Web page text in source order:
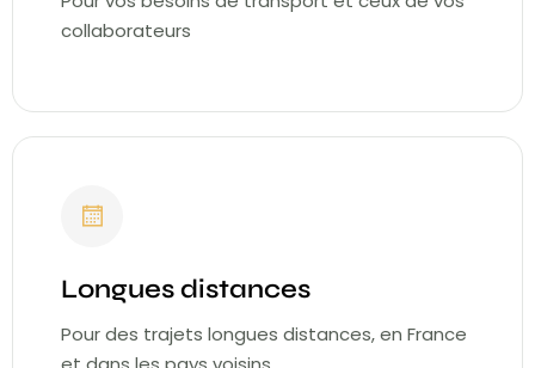
collaborateurs
Longues distances
Pour des trajets longues distances, en France